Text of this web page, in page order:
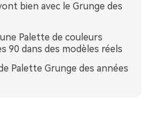
bien avec le Grunge des
Palette de couleurs
90 dans des modèles réels
Palette Grunge des années